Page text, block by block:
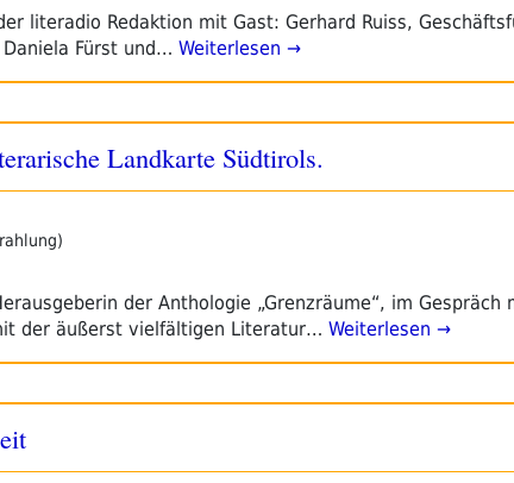
literadio Redaktion mit Gast: Gerhard Ruiss,
Fürst und… Weiterlesen →
Landkarte Südtirols.
der Anthologie „Grenzräume“, im Gespräch
der äußerst vielfältigen Literatur… Weiterlesen →